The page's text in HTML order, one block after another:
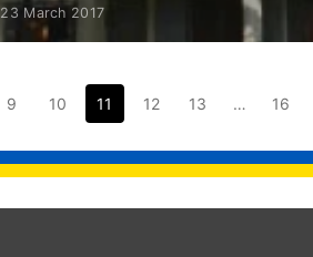
23 March 2017
9 10 11 12 13 … 16